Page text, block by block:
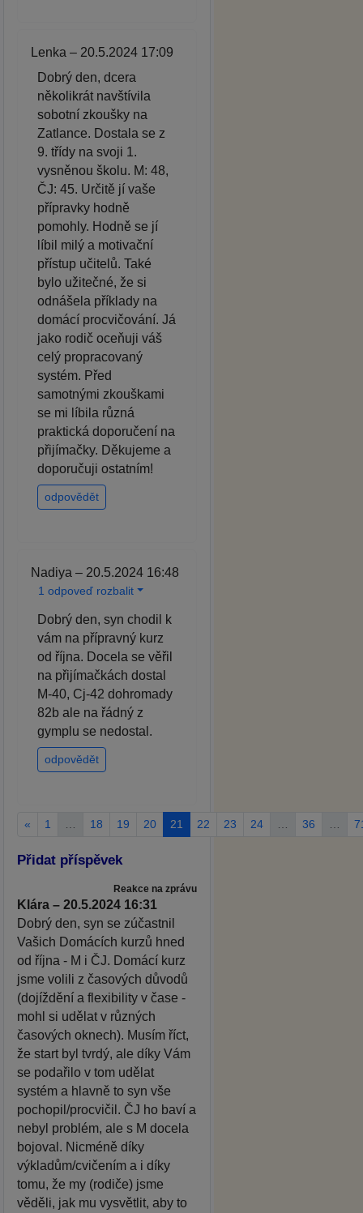
Lenka – 20.5.2024 17:09
Dobrý den, dcera
několikrát navštívila
sobotní zkoušky na
Zatlance. Dostala se z
9. třídy na svoji 1.
vysněnou školu. M: 48,
ČJ: 45. Určitě jí vaše
přípravky hodně
pomohly. Hodně se jí
líbil milý a motivační
přístup učitelů. Také
bylo užitečné, že si
odnášela příklady na
domácí procvičování. Já
jako rodič oceňuji váš
celý propracovaný
systém. Před
samotnými zkouškami
se mi líbila různá
praktická doporučení na
přijímačky. Děkujeme a
doporučuji ostatním!
odpovědět
Nadiya – 20.5.2024 16:48
1 odpoveď rozbalit
Dobrý den, syn chodil k
vám na přípravný kurz
od října. Docela se věřil
na přijímačkách dostal
M-40, Cj-42 dohromady
82b ale na řádný z
gymplu se nedostal.
odpovědět
« 1 18 19 20 21 22 23 24 36
Přidat příspěvek
Reakce na zprávu
Klára – 20.5.2024 16:31
Dobrý den, syn se zúčastnil
Vašich Domácích kurzů hned
od října - M i ČJ. Domácí kurz
jsme volili z časových důvodů
(dojíždění a flexibility v čase -
mohl si udělat v různých
časových oknech). Musím říct,
že start byl tvrdý, ale díky Vám
se podařilo v tom udělat
systém a hlavně to syn vše
pochopil/procvičil. ČJ ho baví a
nebyl problém, ale s M docela
bojoval. Nicméně díky
výkladům/cvičením a i díky
tomu, že my (rodiče) jsme
věděli, jak mu vysvětlit, aby to